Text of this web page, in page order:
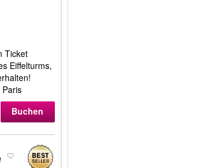
Ticket
Eiffelturms,
Paris
Buchen